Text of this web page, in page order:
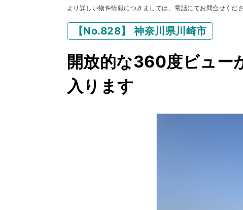
より詳しい物件情報につきましては、電話にてお問合せくださ
【No.828】 神奈川県川崎市
開放的な360度ビュー
入ります